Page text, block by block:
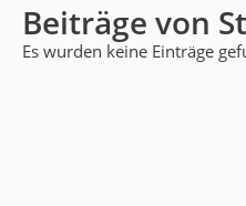
Beiträge von
Es wurden keine Einträge